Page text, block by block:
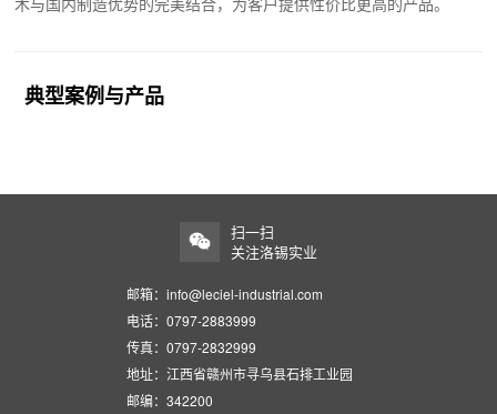
典型案例与产品
扫一扫
关注洛锡实业
邮箱：info@leciel-industrial.com
电话：0797-2883999
传真：0797-2832999
地址：江西省赣州市寻乌县石排工业园
邮编：342200